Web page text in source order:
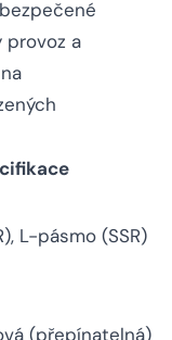
provoz a
L-pásmo (SSR)
(přepínatelná)